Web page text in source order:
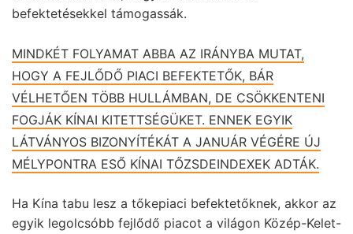
befektetésekkel támogassák.
MINDKÉT FOLYAMAT ABBA AZ IRÁNYBA MUTAT,
HOGY A FEJLŐDŐ PIACI BEFEKTETŐK, BÁR
VÉLHETŐEN TÖBB HULLÁMBAN, DE CSÖKKENTENI
FOGJÁK KÍNAI KITETTSÉGÜKET. ENNEK EGYIK
LÁTVÁNYOS BIZONYÍTÉKÁT A JANUÁR VÉGÉRE ÚJ
MÉLYPONTRA ESŐ KÍNAI TŐZSDEINDEXEK ADTÁK.
Ha Kína tabu lesz a tőkepiaci befektetőknek, akkor az
egyik legolcsóbb fejlődő piacot a világon Közép-Kelet-